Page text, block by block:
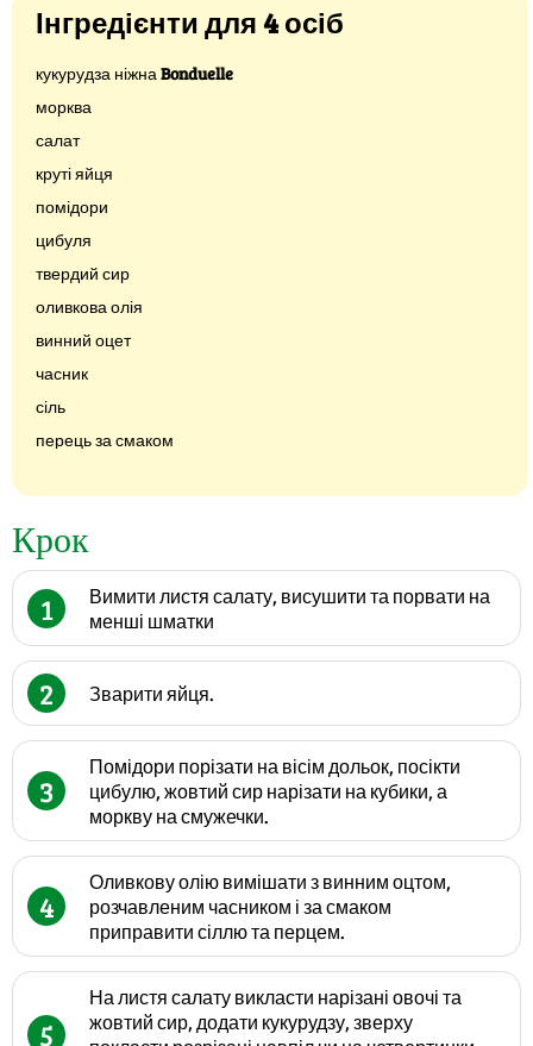
Інгредієнти для 4 осіб
кукурудза ніжнаBonduelle
морква
салат
круті яйця
помідори
цибуля
твердий сир
оливкова олія
винний оцет
часник
сіль
перець за смаком
Крок
1
Вимити листя салату, висушити та порвати на
менші шматки
2 Зварити яйця.
3
Помідори порізати на вісім дольок, посікти
цибулю, жовтий сир нарізати на кубики, а
моркву на смужечки.
4
Оливкову олію вимішати з винним оцтом,
розчавленим часником і за смаком
приправити сіллю та перцем.
5
На листя салату викласти нарізані овочі та
жовтий сир, додати кукурудзу, зверху